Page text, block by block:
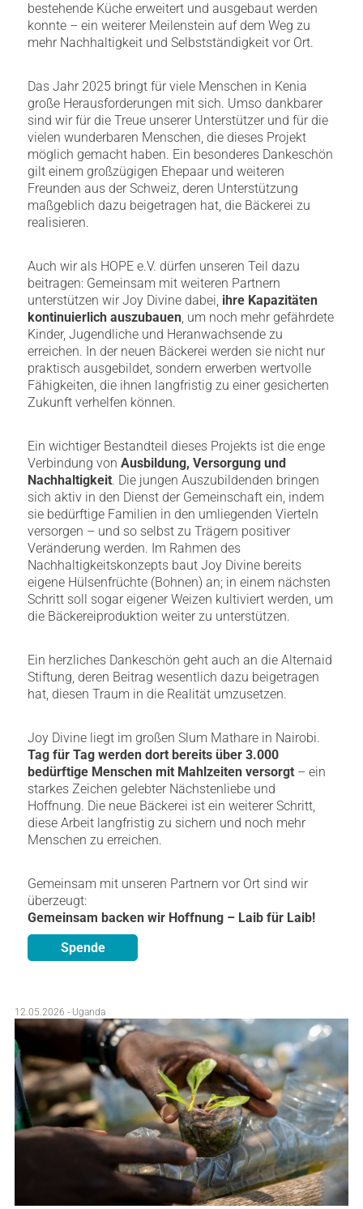
bestehende Küche erweitert und ausgebaut werden
konnte – ein weiterer Meilenstein auf dem Weg zu
mehr Nachhaltigkeit und Selbstständigkeit vor Ort.
Das Jahr 2025 bringt für viele Menschen in Kenia
große Herausforderungen mit sich. Umso dankbarer
sind wir für die Treue unserer Unterstützer und für die
vielen wunderbaren Menschen, die dieses Projekt
möglich gemacht haben. Ein besonderes Dankeschön
gilt einem großzügigen Ehepaar und weiteren
Freunden aus der Schweiz, deren Unterstützung
maßgeblich dazu beigetragen hat, die Bäckerei zu
realisieren.
Auch wir als HOPE e.V. dürfen unseren Teil dazu
beitragen: Gemeinsam mit weiteren Partnern
unterstützen wir Joy Divine dabei, ihre Kapazitäten
kontinuierlich auszubauen, um noch mehr gefährdete
Kinder, Jugendliche und Heranwachsende zu
erreichen. In der neuen Bäckerei werden sie nicht nur
praktisch ausgebildet, sondern erwerben wertvolle
Fähigkeiten, die ihnen langfristig zu einer gesicherten
Zukunft verhelfen können.
Ein wichtiger Bestandteil dieses Projekts ist die enge
Verbindung vonAusbildung, Versorgung und
Nachhaltigkeit. Die jungen Auszubildenden bringen
sich aktiv in den Dienst der Gemeinschaft ein, indem
sie bedürftige Familien in den umliegenden Vierteln
versorgen – und so selbst zu Trägern positiver
Veränderung werden. Im Rahmen des
Nachhaltigkeitskonzepts baut Joy Divine bereits
eigene Hülsenfrüchte (Bohnen) an; in einem nächsten
Schritt soll sogar eigener Weizen kultiviert werden, um
die Bäckereiproduktion weiter zu unterstützen.
Ein herzliches Dankeschön geht auch an die Alternaid
Stiftung, deren Beitrag wesentlich dazu beigetragen
hat, diesen Traum in die Realität umzusetzen.
Joy Divine liegt im großen Slum Mathare in Nairobi.
Tag für Tag werden dort bereits über 3.000
bedürftige Menschen mit Mahlzeiten versorgt – ein
starkes Zeichen gelebter Nächstenliebe und
Hoffnung. Die neue Bäckerei ist ein weiterer Schritt,
diese Arbeit langfristig zu sichern und noch mehr
Menschen zu erreichen.
Gemeinsam mit unseren Partnern vor Ort sind wir
überzeugt:
Gemeinsam backen wir Hoffnung – Laib für Laib!
Spende
12.05.2026 - Uganda